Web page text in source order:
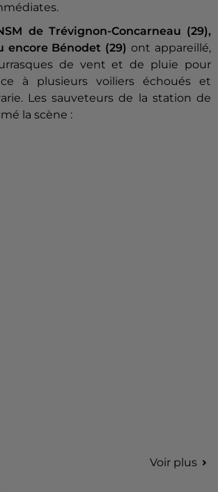
de Trévignon-Concarneau (29),
encore Bénodet (29) ont appareillé,
de vent et de pluie pour
à plusieurs voiliers échoués et
Les sauveteurs de la station de
la scène :
Voir plus